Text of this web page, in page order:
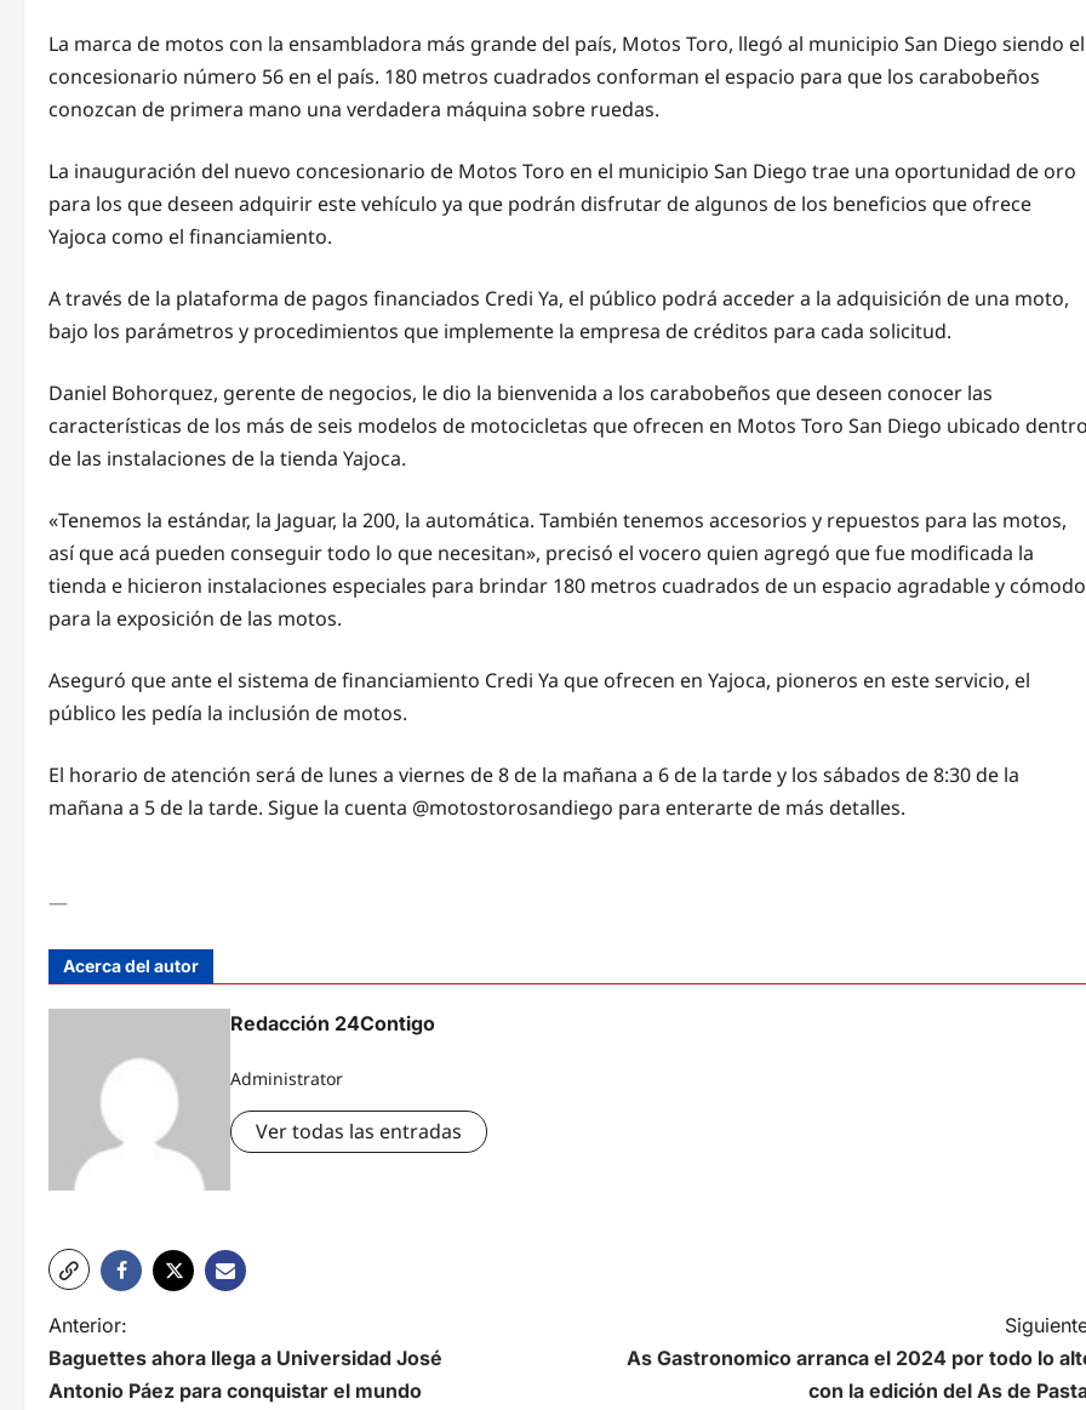
La marca de motos con la ensambladora más grande del país, Motos Toro, llegó al municipio San Diego siendo el
concesionario número 56 en el país. 180 metros cuadrados conforman el espacio para que los carabobeños
conozcan de primera mano una verdadera máquina sobre ruedas.
La inauguración del nuevo concesionario de Motos Toro en el municipio San Diego trae una oportunidad de oro
para los que deseen adquirir este vehículo ya que podrán disfrutar de algunos de los beneficios que ofrece
Yajoca como el financiamiento.
A través de la plataforma de pagos financiados Credi Ya, el público podrá acceder a la adquisición de una moto,
bajo los parámetros y procedimientos que implemente la empresa de créditos para cada solicitud.
Daniel Bohorquez, gerente de negocios, le dio la bienvenida a los carabobeños que deseen conocer las
características de los más de seis modelos de motocicletas que ofrecen en Motos Toro San Diego ubicado
de las instalaciones de la tienda Yajoca.
«Tenemos la estándar, la Jaguar, la 200, la automática. También tenemos accesorios y repuestos para las motos,
así que acá pueden conseguir todo lo que necesitan», precisó el vocero quien agregó que fue modificada la
tienda e hicieron instalaciones especiales para brindar 180 metros cuadrados de un espacio agradable y cómodo
para la exposición de las motos.
Aseguró que ante el sistema de financiamiento Credi Ya que ofrecen en Yajoca, pioneros en este servicio, el
público les pedía la inclusión de motos.
El horario de atención será de lunes a viernes de 8 de la mañana a 6 de la tarde y los sábados de 8:30 de la
mañana a 5 de la tarde. Sigue la cuenta @motostorosandiego para enterarte de más detalles.
—
Acerca del autor
Redacción 24Contigo
Administrator
Ver todas las entradas
N
a
Anterior:
Baguettes ahora llega a Universidad José
Antonio Páez para conquistar el mundo
As Gastronomico arranca el 2024 por todo lo
con la edición del As de